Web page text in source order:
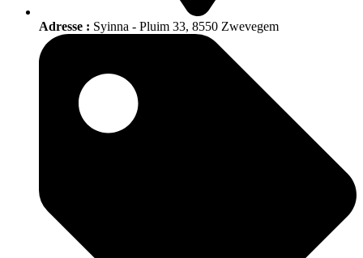
Adresse : Syinna - Pluim 33, 8550 Zwevegem